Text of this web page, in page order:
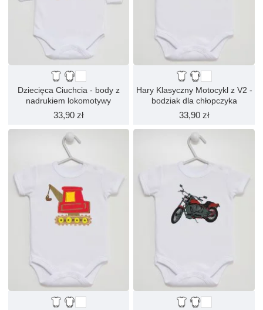
Dziecięca Ciuchcia - body z
nadrukiem lokomotywy
33,90 zł
Hary Klasyczny Motocykl z V2 -
bodziak dla chłopczyka
33,90 zł